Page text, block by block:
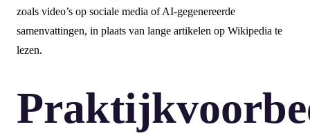
zoals video’s op sociale media of AI-gegenereerde
samenvattingen, in plaats van lange artikelen op Wikipedia te
lezen.